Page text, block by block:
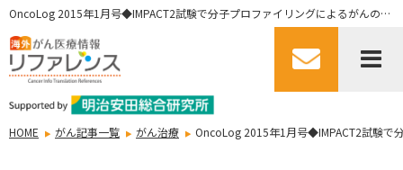
OncoLog 2015年1月号◆IMPACT2試験で分子プロファイリングによるがんの個別化治療の有用性を検証
HOME がん記事一覧 がん治療 OncoLog 2015年1月号◆IMPACT2試験で